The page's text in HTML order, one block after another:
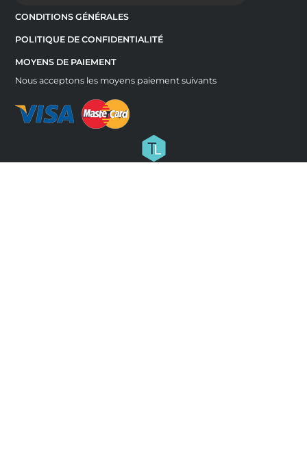
CONDITIONS GÉNÉRALES
POLITIQUE DE CONFIDENTIALITÉ
MOYENS DE PAIEMENT
Nous acceptons les moyens paiement suivants